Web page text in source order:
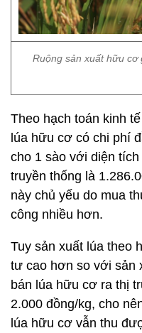
Ruộng sản xuất hữu cơ
Theo hạch toán kinh
lúa hữu cơ có chi phí
cho 1 sào với diện
truyền thống là
này chủ yếu do mua
công nhiều hơn.
Tuy sản xuất lúa theo
tư cao hơn so với sản
bán lúa hữu cơ ra thị
2.000 đồng/kg, cho
lúa hữu cơ vẫn thu